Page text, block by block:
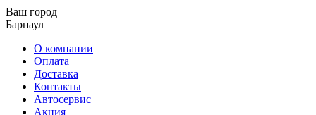
Ваш город
Барнаул
О компании
Оплата
Доставка
Контакты
Автосервис
Акция